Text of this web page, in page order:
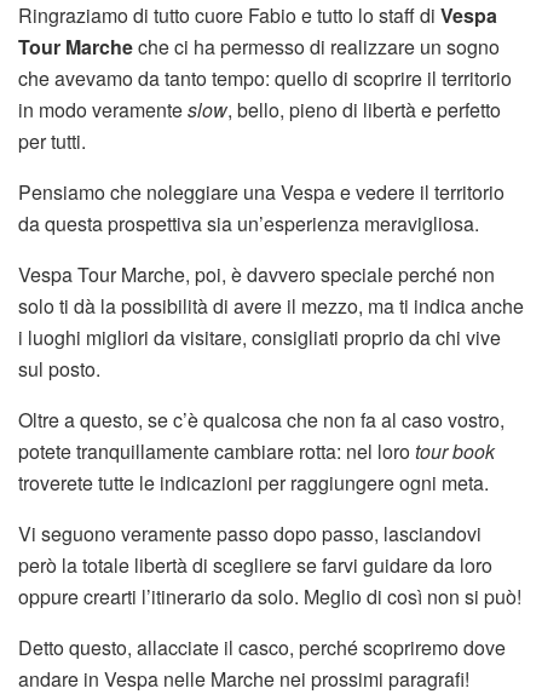
Ringraziamo di tutto cuore Fabio e tutto lo staff di Vespa
Tour Marcheche ci ha permesso di realizzare un sogno
che avevamo da tanto tempo: quello di scoprire il territorio
in modo veramenteslow, bello, pieno di libertà e perfetto
per tutti.
Pensiamo che noleggiare una Vespa e vedere il territorio
da questa prospettiva sia un’esperienza meravigliosa.
Vespa Tour Marche, poi, è davvero speciale perché non
solo ti dà la possibilità di avere il mezzo, ma ti indica anche
i luoghi migliori da visitare, consigliati proprio da chi vive
sul posto.
Oltre a questo, se c’è qualcosa che non fa al caso vostro,
potete tranquillamente cambiare rotta: nel lorotour book
troverete tutte le indicazioni per raggiungere ogni meta.
Vi seguono veramente passo dopo passo, lasciandovi
però la totale libertà di scegliere se farvi guidare da loro
oppure crearti l’itinerario da solo. Meglio di così non si può!
Detto questo, allacciate il casco, perché scopriremo dove
andare in Vespa nelle Marche nei prossimi paragrafi!